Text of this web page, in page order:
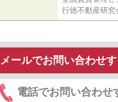
行徳不動産研究
メールでお問い合わせ
電話でお問い合わせ